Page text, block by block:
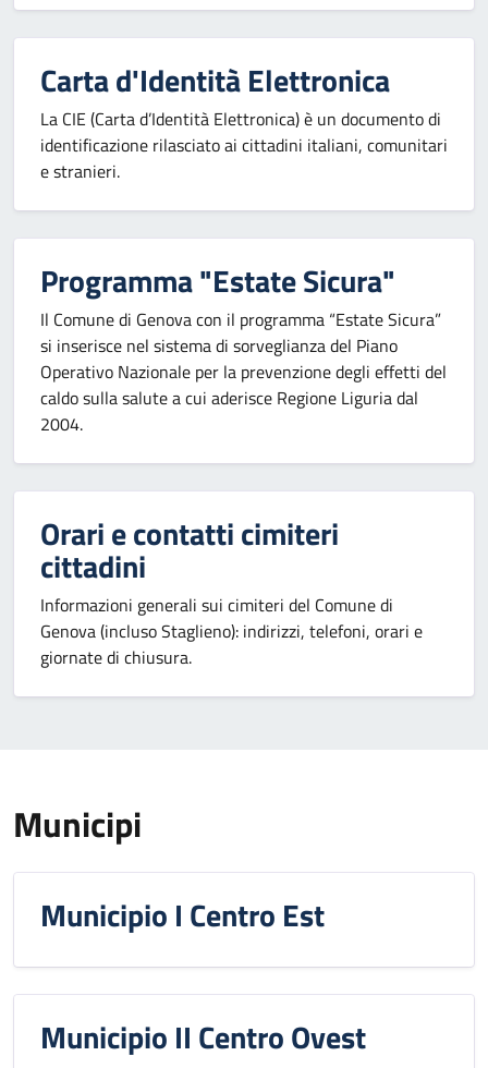
Carta d'Identità Elettronica
La CIE (Carta d’Identità Elettronica) è un documento di
identificazione rilasciato ai cittadini italiani, comunitari
e stranieri.
Programma "Estate Sicura"
Il Comune di Genova con il programma “Estate Sicura”
si inserisce nel sistema di sorveglianza del Piano
Operativo Nazionale per la prevenzione degli effetti del
caldo sulla salute a cui aderisce Regione Liguria dal
2004.
Orari e contatti cimiteri
cittadini
Informazioni generali sui cimiteri del Comune di
Genova (incluso Staglieno): indirizzi, telefoni, orari e
giornate di chiusura.
Municipi
Municipio I Centro Est
Municipio II Centro Ovest